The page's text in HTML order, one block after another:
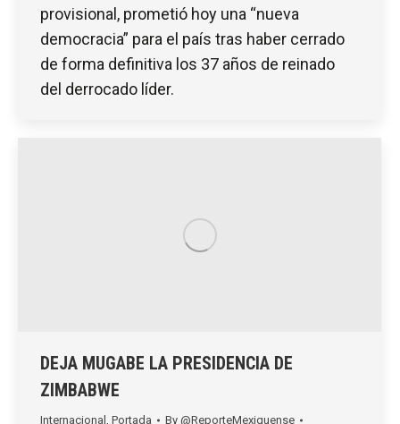
provisional, prometió hoy una “nueva
democracia” para el país tras haber cerrado
de forma definitiva los 37 años de reinado
del derrocado líder.
DEJA MUGABE LA PRESIDENCIA DE
ZIMBABWE
Internacional , Portada By @ReporteMexiquense